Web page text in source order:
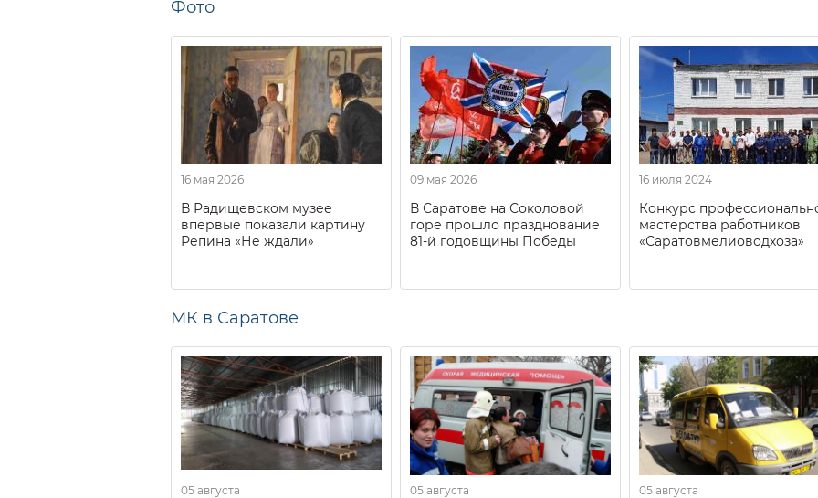
Фото
16 мая 2026
В Радищевском музее
впервые показали картину
Репина «Не ждали»
09 мая 2026
В Саратове на Соколовой
горе прошло празднование
81-й годовщины Победы
16 июля 2024
Конкурс
мастерства работников
«Саратовмелиоводхоза»
МК в Саратове
05 августа 05 августа 05 августа